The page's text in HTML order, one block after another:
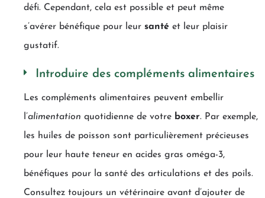
défi. Cependant, cela est possible et peut même
s’avérer bénéfique pour leur santé et leur plaisir
gustatif.
Introduire des compléments alimentaires
Les compléments alimentaires peuvent embellir
l’alimentation quotidienne de votre boxer. Par exemple,
les huiles de poisson sont particulièrement précieuses
pour leur haute teneur en acides gras oméga-3,
bénéfiques pour la santé des articulations et des poils.
Consultez toujours un vétérinaire avant d’ajouter de